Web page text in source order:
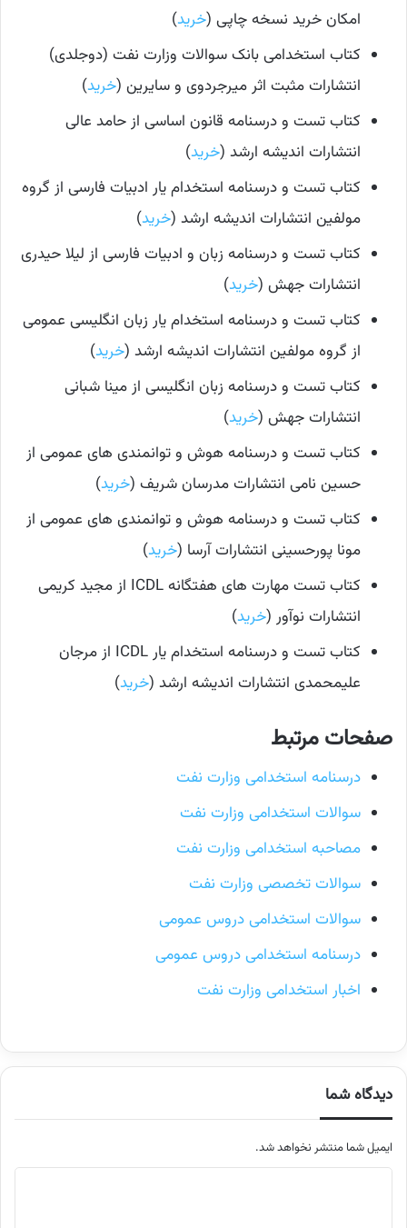
امکان خرید نسخه چاپی (خرید)
کتاب استخدامی بانک سوالات وزارت نفت (دوجلدی)
انتشارات مثبت اثر میرجردوی و سایرین (خرید)
کتاب تست و درسنامه قانون اساسی از حامد عالی
انتشارات اندیشه ارشد (خرید)
کتاب تست و درسنامه استخدام یار ادبیات فارسی از گروه
مولفین انتشارات اندیشه ارشد (خرید)
کتاب تست و درسنامه زبان و ادبیات فارسی از لیلا حیدری
انتشارات جهش (خرید)
کتاب تست و درسنامه استخدام یار زبان انگلیسی عمومی
از گروه مولفین انتشارات اندیشه ارشد (خرید)
کتاب تست و درسنامه زبان انگلیسی از مینا شبانی
انتشارات جهش (خرید)
کتاب تست و درسنامه هوش و توانمندی های عمومی از
حسین نامی انتشارات مدرسان شریف (خرید)
کتاب تست و درسنامه هوش و توانمندی های عمومی از
مونا پورحسینی انتشارات آرسا (خرید)
کتاب تست مهارت های هفتگانه ICDL از مجید کریمی
انتشارات نوآور (خرید)
کتاب تست و درسنامه استخدام یار ICDL از مرجان
علیمحمدی انتشارات اندیشه ارشد (خرید)
صفحات مرتبط
درسنامه استخدامی وزارت نفت
سوالات استخدامی وزارت نفت
مصاحبه استخدامی وزارت نفت
سوالات تخصصی وزارت نفت
سوالات استخدامی دروس عمومی
درسنامه استخدامی دروس عمومی
اخبار استخدامی وزارت نفت
دیدگاه شما
ایمیل شما منتشر نخواهد شد.